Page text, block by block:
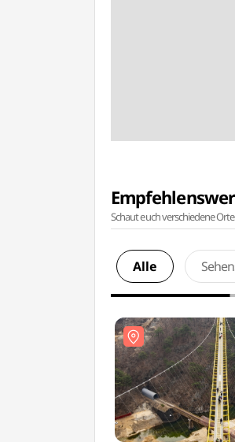
Schaut euch verschiedene
Alle